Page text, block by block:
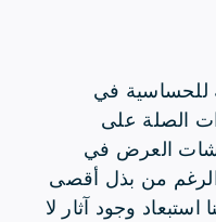
للحساسية في
الصلة على
العرض في
الرغم من بذل أقصى
وجود آثار لا